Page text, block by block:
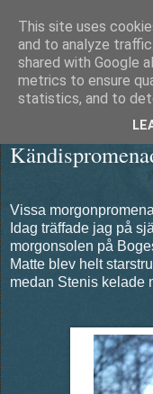
Vissa
Idag träffade jag på
morgonsolen på
Matte blev helt
medan Stenis kelade
This site uses
and to analyze
shared with Google
metrics to ensure
statistics, and to